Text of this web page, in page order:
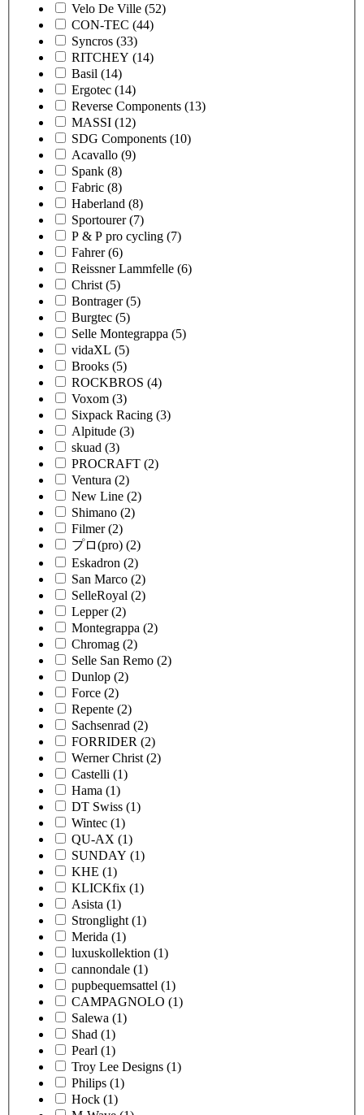
Velo De Ville (52)
CON-TEC (44)
Syncros (33)
RITCHEY (14)
Basil (14)
Ergotec (14)
Reverse Components (13)
MASSI (12)
SDG Components (10)
Acavallo (9)
Spank (8)
Fabric (8)
Haberland (8)
Sportourer (7)
P & P pro cycling (7)
Fahrer (6)
Reissner Lammfelle (6)
Christ (5)
Bontrager (5)
Burgtec (5)
Selle Montegrappa (5)
vidaXL (5)
Brooks (5)
ROCKBROS (4)
Voxom (3)
Sixpack Racing (3)
Alpitude (3)
skuad (3)
PROCRAFT (2)
Ventura (2)
New Line (2)
Shimano (2)
Filmer (2)
プロ(pro) (2)
Eskadron (2)
San Marco (2)
SelleRoyal (2)
Lepper (2)
Montegrappa (2)
Chromag (2)
Selle San Remo (2)
Dunlop (2)
Force (2)
Repente (2)
Sachsenrad (2)
FORRIDER (2)
Werner Christ (2)
Castelli (1)
Hama (1)
DT Swiss (1)
Wintec (1)
QU-AX (1)
SUNDAY (1)
KHE (1)
KLICKfix (1)
Asista (1)
Stronglight (1)
Merida (1)
luxuskollektion (1)
cannondale (1)
pupbequemsattel (1)
CAMPAGNOLO (1)
Salewa (1)
Shad (1)
Pearl (1)
Troy Lee Designs (1)
Philips (1)
Hock (1)